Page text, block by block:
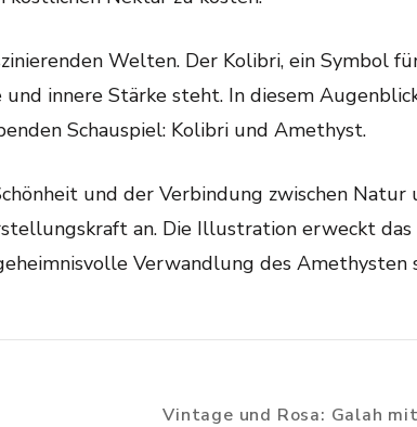
Welten. Der Kolibri, ein Symbol
innere Stärke steht. In diesem
Schauspiel: Kolibri und Amethyst.
und der Verbindung zwischen Natur
an. Die Illustration erweckt
Verwandlung des Amethysten
Vintage und Rosa: Galah